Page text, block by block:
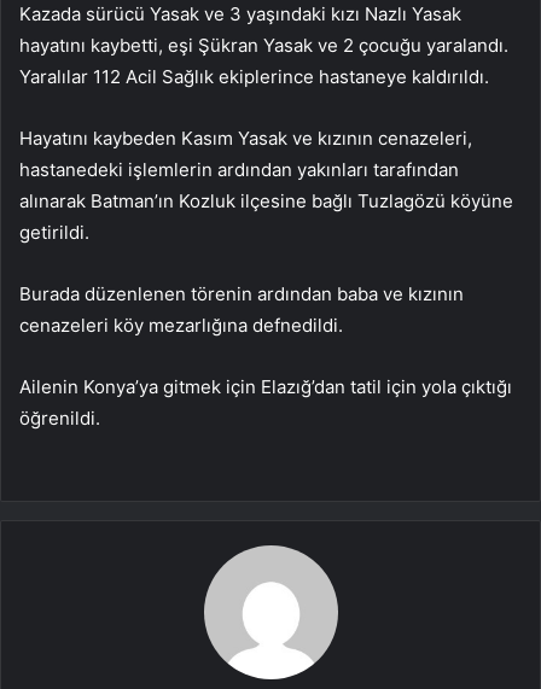
Kazada sürücü Yasak ve 3 yaşındaki kızı Nazlı Yasak
hayatını kaybetti, eşi Şükran Yasak ve 2 çocuğu yaralandı.
Yaralılar 112 Acil Sağlık ekiplerince hastaneye kaldırıldı.
Hayatını kaybeden Kasım Yasak ve kızının cenazeleri,
hastanedeki işlemlerin ardından yakınları tarafından
alınarak Batman’ın Kozluk ilçesine bağlı Tuzlagözü köyüne
getirildi.
Burada düzenlenen törenin ardından baba ve kızının
cenazeleri köy mezarlığına defnedildi.
Ailenin Konya’ya gitmek için Elazığ’dan tatil için yola çıktığı
öğrenildi.